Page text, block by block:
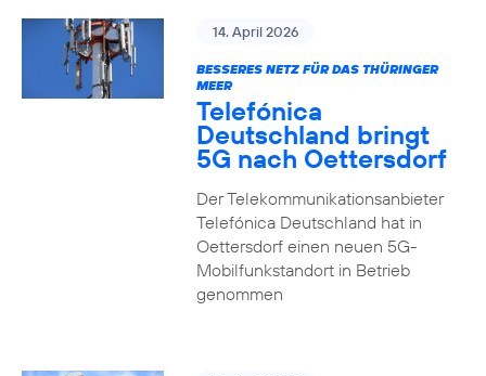
14. April 2026
BESSERES NETZ FÜR DAS THÜRINGER
MEER
Telefónica
Deutschland bringt
5G nach Oettersdorf
Der Telekommunikationsanbieter
Telefónica Deutschland hat in
Oettersdorf einen neuen 5G-
Mobilfunkstandort in Betrieb
genommen